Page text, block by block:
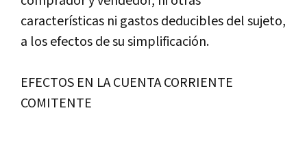
características ni gastos deducibles del sujeto,
a los efectos de su simplificación.
EFECTOS EN LA CUENTA CORRIENTE
COMITENTE